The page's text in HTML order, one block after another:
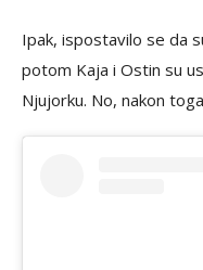
Ipak, ispostavilo se da
potom Kaja i Ostin su
Njujorku. No, nakon